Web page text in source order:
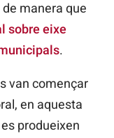
manera que
sobre eixe
.
van començar
en aquesta
produeixen